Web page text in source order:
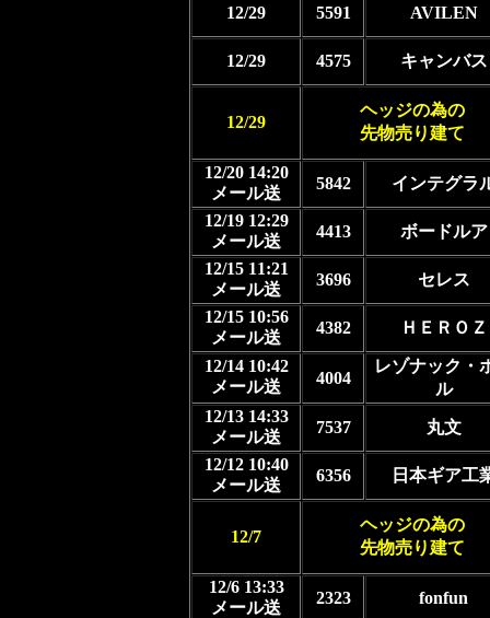
12/29 5591 AVILEN
12/29 4575 キャンバス
12/29
ヘッジの為の
先物売り建て
12/20 14:20
メール送
5842
インテグラ
12/19 12:29
メール送
4413
ボードルア
12/15 11:21
メール送
3696
セレス
12/15 10:56
メール送
4382 ＨＥＲＯＺ
12/14 10:42
メール送
4004
レゾナック・
ル
12/13 14:33
メール送
7537
丸文
12/12 10:40
メール送
6356 日本ギア工
12/7
ヘッジの為の
先物売り建て
12/6 13:33
メール送
2323
fonfun